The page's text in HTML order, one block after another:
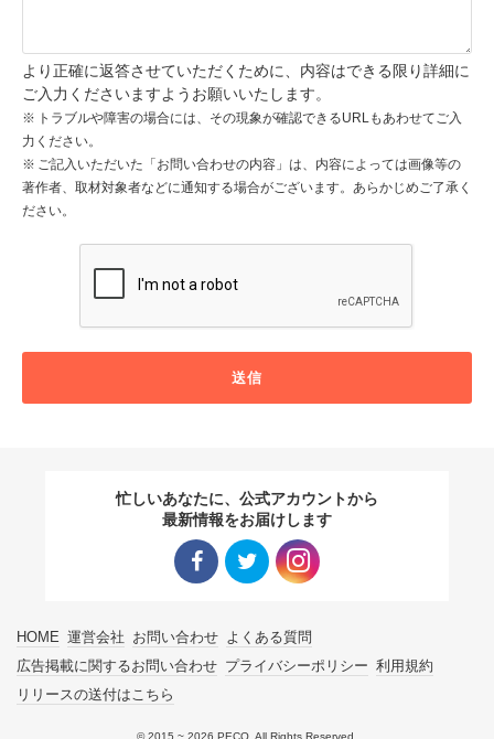
より正確に返答させていただくために、内容はできる限り詳細に
ご入力くださいますようお願いいたします。
トラブルや障害の場合には、その現象が確認できるURLもあわせてご入
力ください。
ご記入いただいた「お問い合わせの内容」は、内容によっては画像等の
著作者、取材対象者などに通知する場合がございます。あらかじめご了承く
ださい。
送信
忙しいあなたに、公式アカウントから
最新情報をお届けします
HOME 運営会社 お問い合わせ よくある質問
広告掲載に関するお問い合わせ プライバシーポリシー 利用規約
リリースの送付はこちら
© 2015 ~ 2026 PECO. All Rights Reserved.